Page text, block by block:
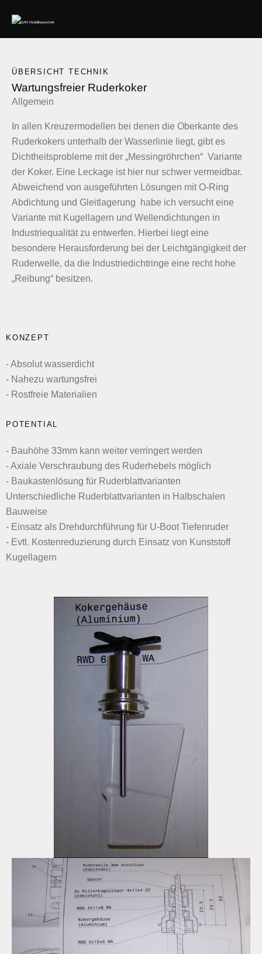
ÜBERSICHT TECHNIK
Wartungsfreier Ruderkoker
Allgemein
In allen Kreuzermodellen bei denen die Oberkante des
Ruderkokers unterhalb der Wasserlinie liegt, gibt es
Dichtheitsprobleme mit der „Messingröhrchen“ Variante
der Koker. Eine Leckage ist hier nur schwer vermeidbar.
Abweichend von ausgeführten Lösungen mit O-Ring
Abdichtung und Gleitlagerung habe ich versucht eine
Variante mit Kugellagern und Wellendichtungen in
Industriequalität zu entwerfen. Hierbei liegt eine
besondere Herausforderung bei der Leichtgängigkeit der
Ruderwelle, da die Industriedichtringe eine recht hohe
„Reibung“ besitzen.
KONZEPT
- Absolut wasserdicht
- Nahezu wartungsfrei
- Rostfreie Materialien
POTENTIAL
- Bauhöhe 33mm kann weiter verringert werden
- Axiale Verschraubung des Ruderhebels möglich
- Baukastenlösung für Ruderblattvarianten
Unterschiedliche Ruderblattvarianten in Halbschalen
Bauweise
- Einsatz als Drehdurchführung für U-Boot Tiefenruder
- Evtl. Kostenreduzierung durch Einsatz von Kunststoff
Kugellagern